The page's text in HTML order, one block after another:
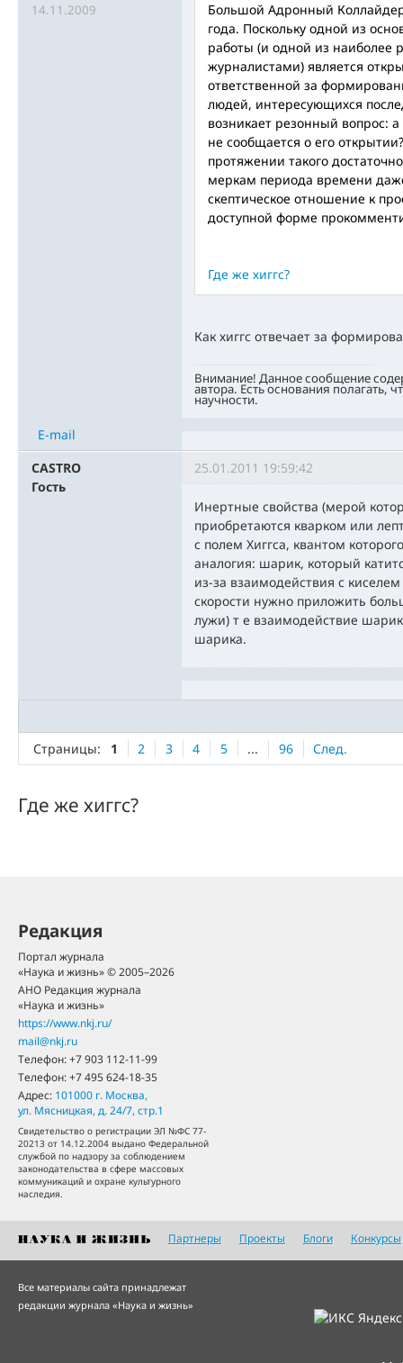
14.11.2009
Большой Адронный
года. Поскольку одной из
работы (и одной из наиболее
журналистами) является
ответственной за
людей, интересующихся
возникает резонный вопрос:
не сообщается о его
протяжении такого
меркам периода времени
скептическое отношение к
доступной форме
Где же хиггс?
Как хиггс отвечает за
Внимание! Данное сообщение
автора. Есть основания полагать,
научности.
E-mail
CASTRO
Гость
25.01.2011 19:59:42
Инертные свойства (мерой
приобретаются кварком или
с полем Хиггса, квантом
аналогия: шарик, который
из-за взаимодействия с
скорости нужно приложить
лужи) т е взаимодействие
шарика.
Страницы: 1 2 3 4 5 ... 96 След.
Где же хиггс?
Редакция
Портал журнала
«Наука и жизнь» © 2005–2026
АНО Редакция журнала
«Наука и жизнь»
https://www.nkj.ru/
mail@nkj.ru
Телефон:+7 903 112-11-99
Телефон:+7 495 624-18-35
Адрес: 101000 г. Москва,
ул. Мясницкая, д. 24/7, стр.1
Свидетельство о регистрации ЭЛ №ФС 77-
20213 от 14.12.2004 выдано Федеральной
службой по надзору за соблюдением
законодательства в сфере массовых
коммуникаций и охране культурного
наследия.
Партнеры Проекты Блоги Конкурсы
Все материалы сайта принадлежат
редакции журнала «Наука и жизнь»